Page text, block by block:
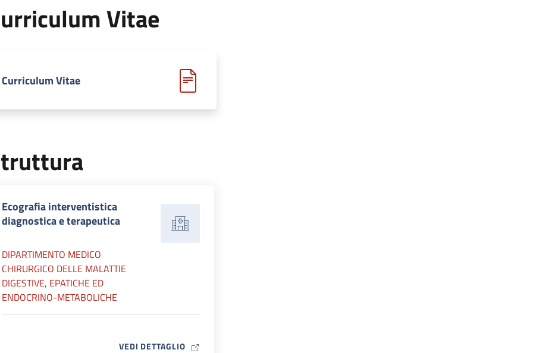
Vitae
Curriculum Vitae
Ecografia interventistica
diagnostica e terapeutica
DIPARTIMENTO MEDICO
CHIRURGICO DELLE MALATTIE
DIGESTIVE, EPATICHE ED
ENDOCRINO-METABOLICHE
VEDI DETTAGLIOMAP ICON